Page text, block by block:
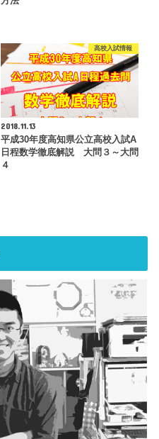
高校入試情報
2018.11.13
平成30年度高知県公立高校入試A
日程数学徹底解説 大問３～大問
４